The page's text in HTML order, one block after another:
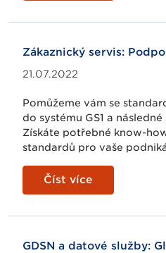
Zákaznický servis:
21.07.2022
Pomůžeme vám se
do systému GS1 a
Získáte potřebné know-
standardů pro vaše
Číst více
GDSN a datové služby: